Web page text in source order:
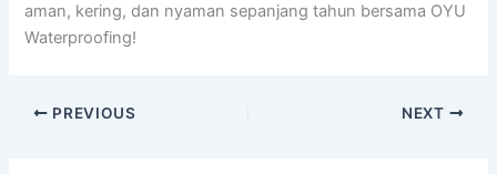
aman, kering, dan nyaman sepanjang tahun bersama OYU
Waterproofing!
PREVIOUS NEXT